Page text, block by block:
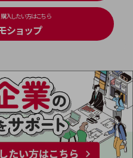
ドコモ mini ドコモBiz かけ放題
入したい方はこちら
ショップ